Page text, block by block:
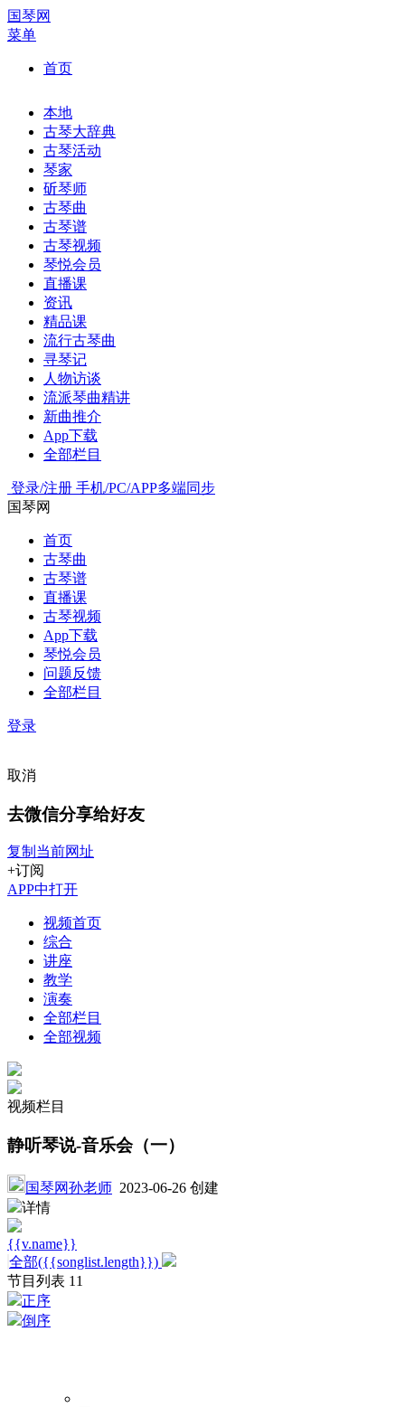
国琴网
菜单
首页
本地
古琴大辞典
古琴活动
琴家
斫琴师
古琴曲
古琴谱
古琴视频
琴悦会员
直播课
资讯
精品课
流行古琴曲
寻琴记
人物访谈
流派琴曲精讲
新曲推介
App下载
全部栏目
登录/注册 手机/PC/APP多端同步
国琴网
首页
古琴曲
古琴谱
直播课
古琴视频
App下载
琴悦会员
问题反馈
全部栏目
登录
取消
去微信分享给好友
复制当前网址
+订阅
APP中打开
视频首页
综合
讲座
教学
演奏
全部栏目
全部视频
视频栏目
静听琴说-音乐会（一）
国琴网孙老师 2023-06-26 创建
详情
{{v.name}}
全部({{songlist.length}})
节目列表 11
正序
倒序